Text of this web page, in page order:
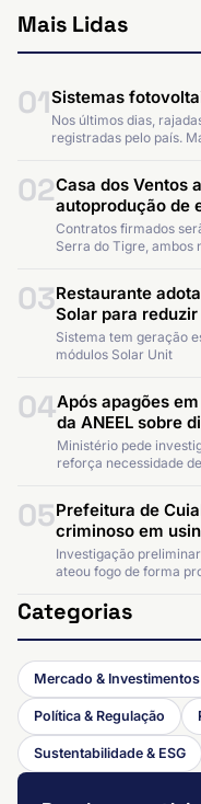
Mais Lidas
01Sistemas
Nos últimos dias,
registradas pelo país.
02Casa dos Ventos
autoprodução de
Contratos firmados
Serra do Tigre, ambos
03Restaurante
Solar para
Sistema tem geração
módulos Solar Unit
04Após apagões
da ANEEL sobre
Ministério pede
reforça necessidade
05Prefeitura de
criminoso em
Investigação
ateou fogo de forma
Categorias
Mercado & Investimentos
Política & Regulação
Sustentabilidade & ESG